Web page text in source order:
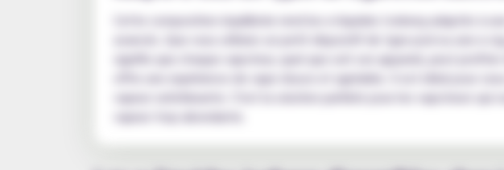
Cette composition équilibrée rend les e-liquides Iceberg adaptés à
avancés. Que vous utilisiez un petit dispositif de type pod ou une e-
signifie que chaque vapoteur, quel que soit son appareil, peut
offre une expérience de vape douce et agréable. Il est idéal pour
vapeur satisfaisante. C'est la solution parfaite pour les vapoteurs